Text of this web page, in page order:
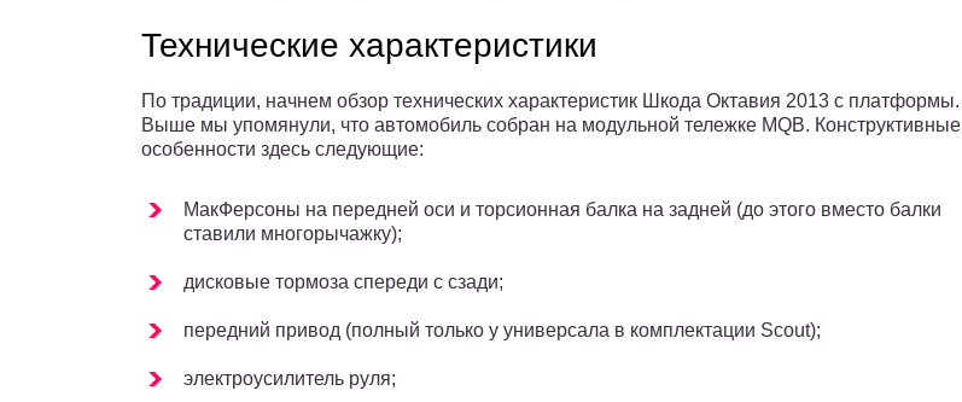
Технические характеристики
По традиции, начнем обзор технических характеристик Шкода Октавия 2013 с платформы.
Выше мы упомянули, что автомобиль собран на модульной тележке MQB. Конструктивные
особенности здесь следующие:
МакФерсоны на передней оси и торсионная балка на задней (до этого вместо балки
ставили многорычажку);
дисковые тормоза спереди с сзади;
передний привод (полный только у универсала в комплектации Scout);
электроусилитель руля;